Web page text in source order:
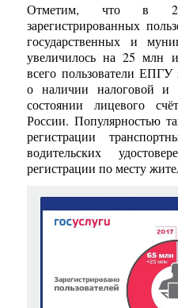
Отметим, что в
зарегистрированных
государственных и
увеличилось на 25 млн
всего пользователи
о наличии налоговой и
состоянии лицевого
России. Популярностью
регистрации
водительских
регистрации по месту